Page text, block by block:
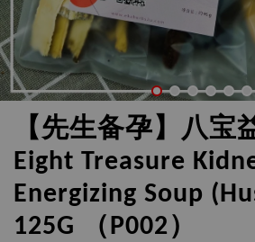
【先生备孕】八宝
Eight Treasure
Energizing Soup
125G （P002）